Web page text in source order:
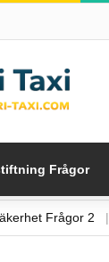
Frågor
Säkerhet Frågor 2